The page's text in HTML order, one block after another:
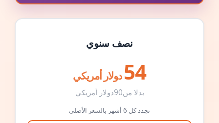
نصف سنوي
54 دولار أمريكي
بدلا من90دولار أمريكي
تجدد كل 6 أشهر بالسعر الأصلي